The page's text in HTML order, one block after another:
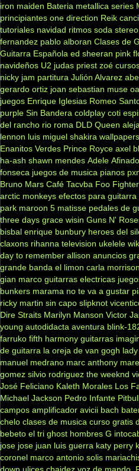
iron maiden Bateria metallica series
principiantes one direction Reik
tutoriales navidad ritmos soda stereo
fernandez pablo alboran Clases de
Guitarra Española ed sheeran pink
navideños U2 judas priest zoé
nicky jam partitura Julión Alvarez
gerardo ortiz joan sebastian muse
juegos Enrique Iglesias Romeo
purple Sin Bandera coldplay coti
del rancho rio roma DLD Queen
lennon luis miguel shakira wallpapers
Enanitos Verdes Prince Royce axel
ha-ash shawn mendes Adele
fonseca juegos de musica pianos
Bruno Mars Café Tacvba Foo
arctic monkeys efectos para guitarra
park maroon 5 matisse pedales de
three days grace wisin Guns N'
bisbal enrique bunbury heroes del
claxons rihanna television ukelele
day to remember allison anuncios
grande banda el limon carla morrison
gian marco guitarras electricas
bunkers marama no te va a gustar
ricky martin sin capo slipknot
Dire Straits Marilyn Manson Victor
young autodidacta aventura blink-
farruko fifth harmony guitarras
de guitarra la oreja de van gogh
manuel medrano marc anthony
gomez silvio rodriguez the weeknd
José Feliciano Kaleth Morales Los
Michael Jackson Pedro Infante
campos amplificador avicii bach
chelo clases de musica curso gratis
bebeto el tri ghost hombres G
jose jose juan luis guerra katy perry
coronel marco antonio solis